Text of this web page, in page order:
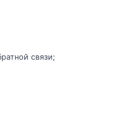
связи;